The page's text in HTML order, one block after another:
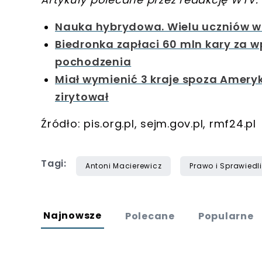
Nauka hybrydowa. Wielu uczniów
Biedronka zapłaci 60 mln kary za
pochodzenia
Miał wymienić 3 kraje spoza
zirytował
Źródło: pis.org.pl, sejm.gov.pl, rmf24.pl
Tagi: Antoni Macierewicz Prawo i
Najnowsze Polecane Popularne